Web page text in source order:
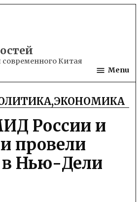
Китая
Menu
,ЭКОНОМИКА
России и
провели
в Нью-Дели